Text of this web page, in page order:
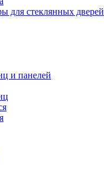
для стеклянных дверей
и панелей